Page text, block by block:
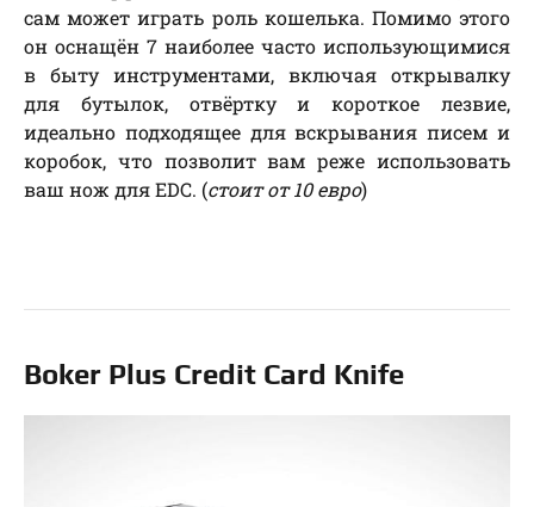
сам может играть роль кошелька. Помимо этого
он оснащён 7 наиболее часто использующимися
в быту инструментами, включая открывалку
для бутылок, отвёртку и короткое лезвие,
идеально подходящее для вскрывания писем и
коробок, что позволит вам реже использовать
ваш нож для EDC. (стоит от 10 евро)
Boker Plus Credit Card Knife